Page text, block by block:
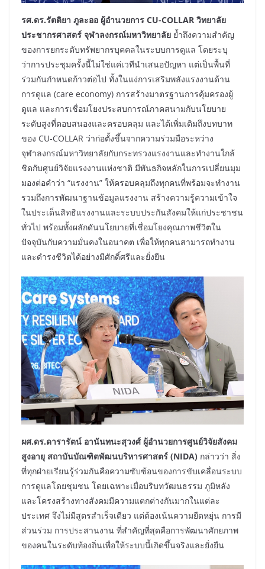
รศ.ดร.รัตติยา ภูละออ ผู้อำนวยการ CU-COLLAR วิทยาลัย
ประชากรศาสตร์ จุฬาลงกรณ์มหาวิทยาลัย ย้ำถึงความสำคัญ
ของการยกระดับทรัพยากรบุคคลในระบบการดูแล โดยระบุ
ว่าการประชุมครั้งนี้ไม่ใช่แค่เวทีนำเสนอปัญหา แต่เป็นพื้นที่
ร่วมกันกำหนดก้าวต่อไป ทั้งในแง่การเสริมพลังแรงงานด้าน
การดูแล (care economy) การสร้างมาตรฐานการคุ้มครองผู้
ดูแล และการเชื่อมโยงประสบการณ์ภาคสนามกับนโยบาย
ระดับสูงที่ตอบสนองและครอบคลุม และได้เพิ่มเติมถึงบทบาท
ของ CU-COLLAR ว่าก่อตั้งขึ้นจากความร่วมมือระหว่าง
จุฬาลงกรณ์มหาวิทยาลัยกับกระทรวงแรงงานและทำงานใกล้
ชิดกับศูนย์วิจัยแรงงานแห่งชาติ มีพันธกิจหลักในการเปลี่ยนมุม
มองต่อคำว่า “แรงงาน” ให้ครอบคลุมถึงทุกคนที่พร้อมจะทำงาน
รวมถึงการพัฒนาฐานข้อมูลแรงงาน สร้างความรู้ความเข้าใจ
ในประเด็นสิทธิแรงงานและระบบประกันสังคมให้แก่ประชาชน
ทั่วไป พร้อมทั้งผลักดันนโยบายที่เชื่อมโยงคุณภาพชีวิตใน
ปัจจุบันกับความมั่นคงในอนาคต เพื่อให้ทุกคนสามารถทำงาน
และดำรงชีวิตได้อย่างมีศักดิ์ศรีและยั่งยืน
ผศ.ดร.ดารารัตน์ อานันทนะสุวงศ์ ผู้อำนวยการศูนย์วิจัยสังคม
สูงอายุ สถาบันบัณฑิตพัฒนบริหารศาสตร์ (NIDA) กล่าวว่า สิ่ง
ที่ทุกฝ่ายเรียนรู้ร่วมกันคือความซับซ้อนของการขับเคลื่อนระบบ
การดูแลโดยชุมชน โดยเฉพาะเมื่อบริบทวัฒนธรรม ภูมิหลัง
และโครงสร้างทางสังคมมีความแตกต่างกันมากในแต่ละ
ประเทศ จึงไม่มีสูตรสำเร็จเดียว แต่ต้องเน้นความยืดหยุ่น การมี
ส่วนร่วม การประสานงาน ที่สำคัญที่สุดคือการพัฒนาศักยภาพ
ของคนในระดับท้องถิ่นเพื่อให้ระบบนี้เกิดขึ้นจริงและยั่งยืน